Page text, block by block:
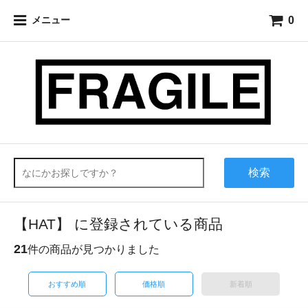
メニュー 0
検索
【HAT】 に登録されている商品
21件の商品が見つかりました
おすすめ順 価格順 新着順